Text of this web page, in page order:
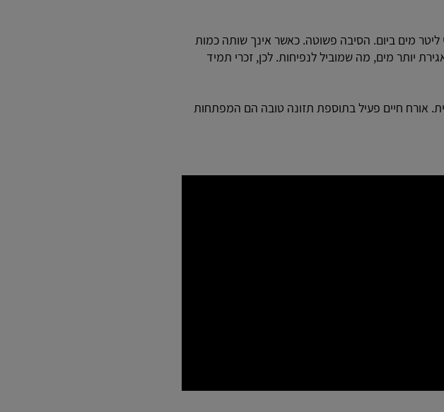
מים ביום. הסיבה פשוטה. כאשר אינך שותה כמות
יותר מים, מה שמוביל לנפיחות. לכן, זכרי תמיד
אורח חיים פעיל בתוספת תזונה טובה הם המפתחות